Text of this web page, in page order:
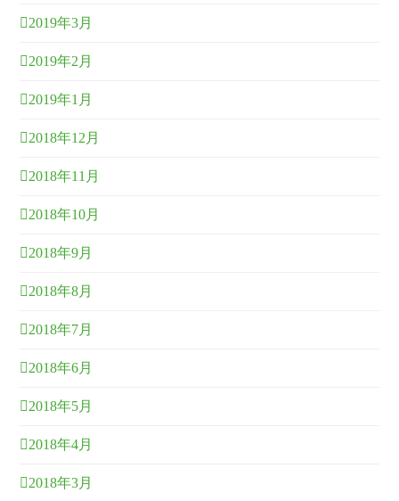
2019年3月
2019年2月
2019年1月
2018年12月
2018年11月
2018年10月
2018年9月
2018年8月
2018年7月
2018年6月
2018年5月
2018年4月
2018年3月